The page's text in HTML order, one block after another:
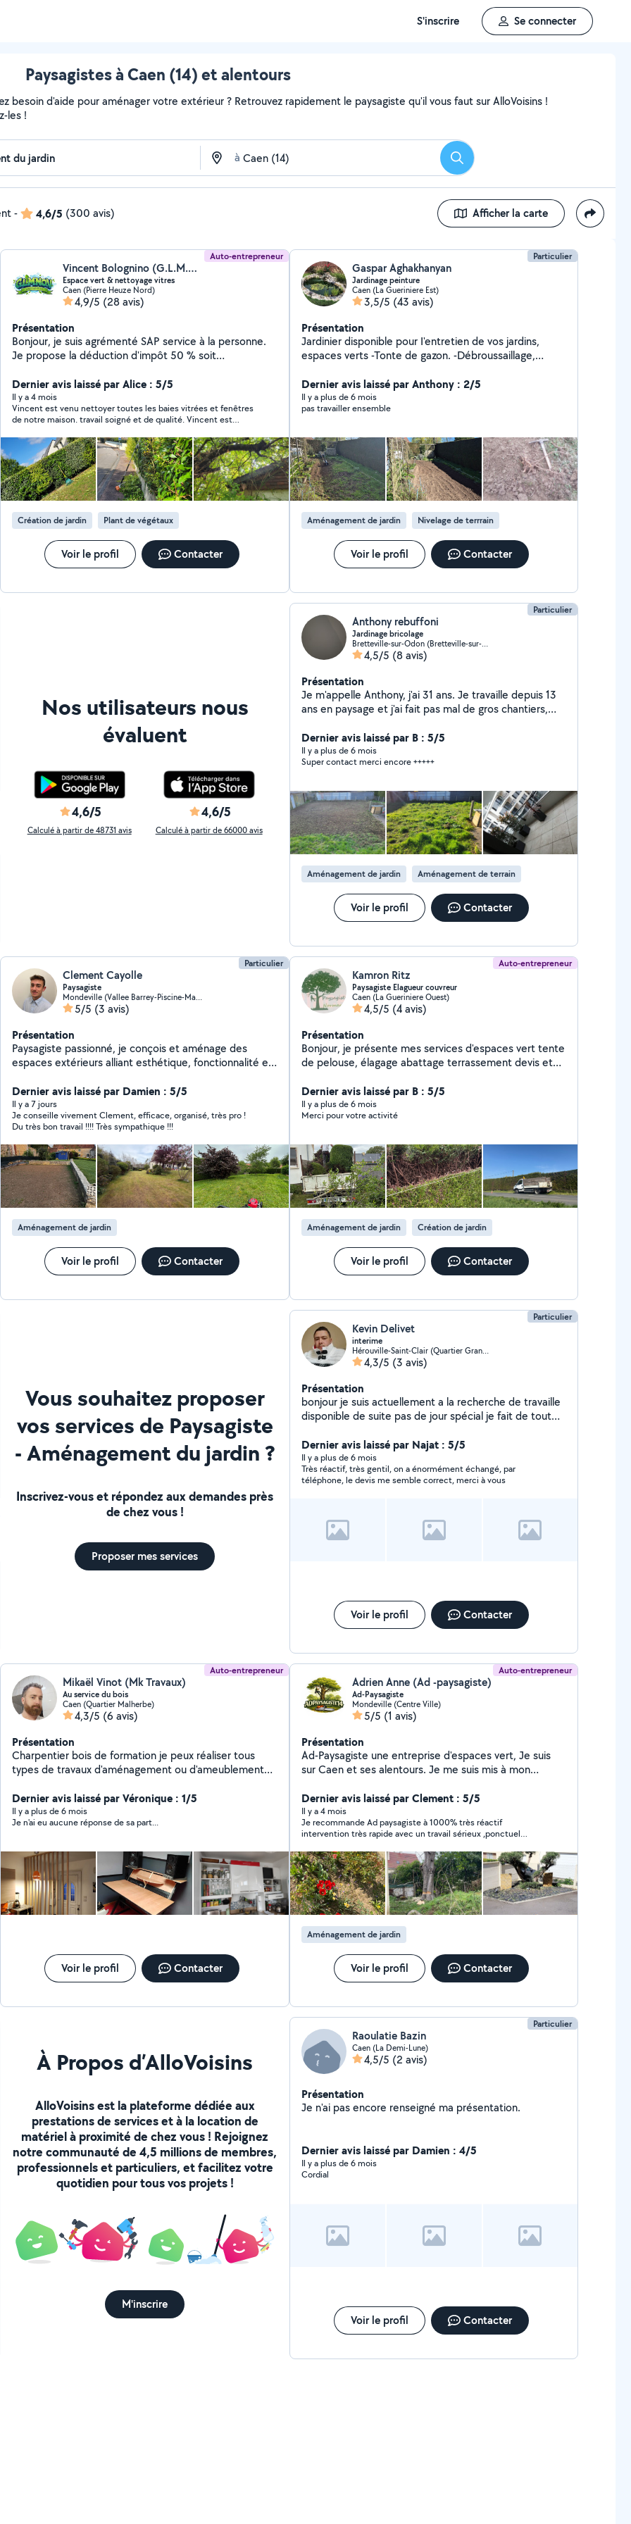
S'inscrire Se connecter
Paysagistes à Caen (14) et alentours
besoin d'aide pour aménager votre extérieur ? Retrouvez rapidement le paysagiste qu'il vous faut sur AlloVoisins !
les !
à Rechercher
- 4,6/5 (300 avis) Afficher la carte
Auto-entrepreneur
Vincent Bolognino (G.L.M.N.O.V SERVICE)
Espace vert & nettoyage vitres
Caen (Pierre Heuze Nord)
4,9/5 (28 avis)
Présentation
Bonjour, je suis agrémenté SAP service à la personne.
Je propose la déduction d'impôt 50 % soit
deux agréments. Devis gratuit et prix attractif mes
services sont les suivants. - tous types d'espaces verts
, taille de haie, tonte de pelouse, entretien,massif ,
élagage . Je propose aussi tout type de nettoyage,
vitres, miroir, véranda, terrasse, mur Prix, attractif et
déductible du crédit des impôts.
Dernier avis laissé par Alice : 5/5
Il y a 4 mois
Vincent est venu nettoyer toutes les baies vitrées et fenêtres
de notre maison. travail soigné et de qualité. Vincent est
Création de jardin Plant de végétaux
Voir le profil Contacter
Particulier
Gaspar Aghakhanyan
Jardinage peinture
Caen (La Gueriniere Est)
3,5/5 (43 avis)
Présentation
Jardinier disponible pour I'entretien de vos jardins,
espaces verts -Tonte de gazon. -Débroussaillage,
ornement, entretien, retrait et implantation. -
Ramassage, évacuation des déchets verts. Paiement
possible par I'intermédiaire du -CESU ou autres.
voiture jusqu à 30-40 kilomètres
Dernier avis laissé par Anthony : 2/5
Il y a plus de 6 mois
pas travailler ensemble
Aménagement de jardin Nivelage de terrrain
Voir le profil Contacter
Nos utilisateurs nous
évaluent
4,6/5
Calculé à partir de 48731 avis
4,6/5
Calculé à partir de 66000 avis
Particulier
Anthony rebuffoni
Jardinage bricolage
Bretteville-sur-Odon (Bretteville-sur-Odon)
4,5/5 (8 avis)
Présentation
Je m'appelle Anthony, j'ai 31 ans. Je travaille depuis 13
ans en paysage et j'ai fait pas mal de gros chantiers,
recherche petits travaux, changement d'ampoules ,
nettoyage de toitures,autres... demander. Je fais
également du jardinage et j'ai le matériel. Travail soigné,
Dernier avis laissé par B : 5/5
Il y a plus de 6 mois
Super contact merci encore +++++
Aménagement de jardin Aménagement de terrain
Voir le profil Contacter
Particulier
Clement Cayolle
Paysagiste
Mondeville (Vallee Barrey-Piscine-Madelaine)
5/5 (3 avis)
Présentation
Paysagiste passionné, je conçois et aménage des
espaces extérieurs alliant esthétique, fonctionnalité et
expérience dans la création et l'entretien de jardins,
j'accompagne mes clients de la conception à la
réalisation de leurs projets, en tenant compte de leurs
besoins, du terrain et des contraintes climatiques.
Créatif, rigoureux et à l'écoute, je m'attache à valoriser
chaque espace pour en faire un lieu harmonieux et
durable.
Dernier avis laissé par Damien : 5/5
Il y a 7 jours
Je conseille vivement Clement, efficace, organisé, très pro !
Du très bon travail !!!! Très sympathique !!!
Aménagement de jardin
Voir le profil Contacter
Auto-entrepreneur
Kamron Ritz
Paysagiste Elagueur couvreur
Caen (La Gueriniere Ouest)
4,5/5 (4 avis)
Présentation
Bonjour, je présente mes services d'espaces vert tente
de pelouse, élagage abattage terrassement devis et
Dernier avis laissé par B : 5/5
Il y a plus de 6 mois
Merci pour votre activité
Aménagement de jardin Création de jardin
Voir le profil Contacter
Vous souhaitez proposer
vos services de Paysagiste
- Aménagement du jardin ?
Inscrivez-vous et répondez aux demandes près
de chez vous !
Proposer mes services
Particulier
Kevin Delivet
interime
Hérouville-Saint-Clair (Quartier Grand Parc (sud))
4,3/5 (3 avis)
Présentation
bonjour je suis actuellement a la recherche de travaille
disponible de suite pas de jour spécial je fait de tout
Dernier avis laissé par Najat : 5/5
Il y a plus de 6 mois
Très réactif, très gentil, on a énormément échangé, par
téléphone, le devis me semble correct, merci à vous
Voir le profil Contacter
Auto-entrepreneur
Mikaël Vinot (Mk Travaux)
Au service du bois
Caen (Quartier Malherbe)
4,3/5 (6 avis)
Présentation
Charpentier bois de formation je peux réaliser tous
types de travaux d'aménagement ou d'ameublement
contacter pour que nous convenions ensemble à une
Dernier avis laissé par Véronique : 1/5
Il y a plus de 6 mois
Je n'ai eu aucune réponse de sa part...
Voir le profil Contacter
Auto-entrepreneur
Adrien Anne (Ad -paysagiste)
Ad-Paysagiste
Mondeville (Centre Ville)
5/5 (1 avis)
Présentation
Ad-Paysagiste une entreprise d'espaces vert, Je suis
sur Caen et ses alentours. Je me suis mis à mon
moi un métier de passion.n'hésite pas à me contacter
pour prendre soin de votre verdure
Dernier avis laissé par Clement : 5/5
Il y a 4 mois
Je recommande Ad paysagiste à 1000% très réactif
intervention très rapide avec un travail sérieux ,ponctuel
Aménagement de jardin
Voir le profil Contacter
À Propos d’AlloVoisins
AlloVoisins est la plateforme dédiée aux
prestations de services et à la location de
matériel à proximité de chez vous ! Rejoignez
notre communauté de 4,5 millions de membres,
professionnels et particuliers, et facilitez votre
quotidien pour tous vos projets !
M'inscrire
Particulier
Raoulatie Bazin
Caen (La Demi-Lune)
4,5/5 (2 avis)
Présentation
Je n'ai pas encore renseigné ma présentation.
Dernier avis laissé par Damien : 4/5
Il y a plus de 6 mois
Cordial
Voir le profil Contacter